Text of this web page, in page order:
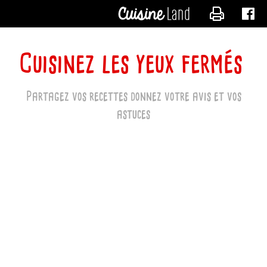
Cuisinez les yeux fermés
Partagez vos recettes donnez votre avis et vos
astuces